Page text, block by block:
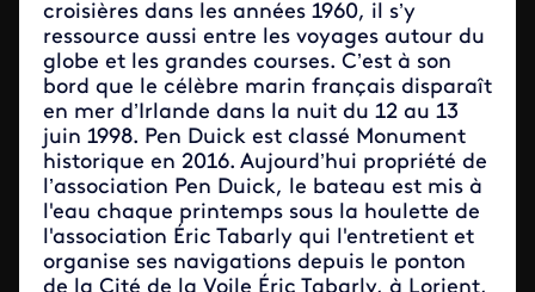
croisières dans les années 1960, il s’y
ressource aussi entre les voyages autour du
globe et les grandes courses. C’est à son
bord que le célèbre marin français disparaît
en mer d’Irlande dans la nuit du 12 au 13
juin 1998. Pen Duick est classé Monument
historique en 2016. Aujourd’hui propriété de
l’association Pen Duick, le bateau est mis à
l'eau chaque printemps sous la houlette de
l'association Éric Tabarly qui l'entretient et
organise ses navigations depuis le ponton